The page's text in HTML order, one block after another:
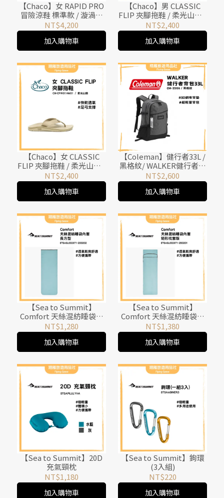
【Chaco】女 RAPID PRO
冒險涼鞋 標準款 / 漩渦墨
石 / CH-RPW01HM21
NT$4,200
加入購物車
【Chaco】男 CLASSIC
FLIP 夾腳拖鞋 / 柔光山鑾 /
CH-CFM01HM01
NT$2,400
加入購物車
【Chaco】女 CLASSIC
FLIP 夾腳拖鞋 / 柔光山巒 /
CH-CFW01HM01
NT$2,400
加入購物車
【Coleman】健行者33L /
黑格紋/ WALKER健行者背
包系列 / CM-35106
NT$2,600
加入購物車
【Sea to Summit】
Comfort 天絲混紡睡袋內
套 (長方型) 灰藍
NT$1,280
加入購物車
【Sea to Summit】
Comfort 天絲混紡睡袋內
套 (矩形枕套版) 灰藍
NT$1,380
加入購物車
【Sea to Summit】20D
充氣頸枕
NT$1,180
加入購物車
【Sea to Summit】鉤環
(3入組)
NT$220
加入購物車